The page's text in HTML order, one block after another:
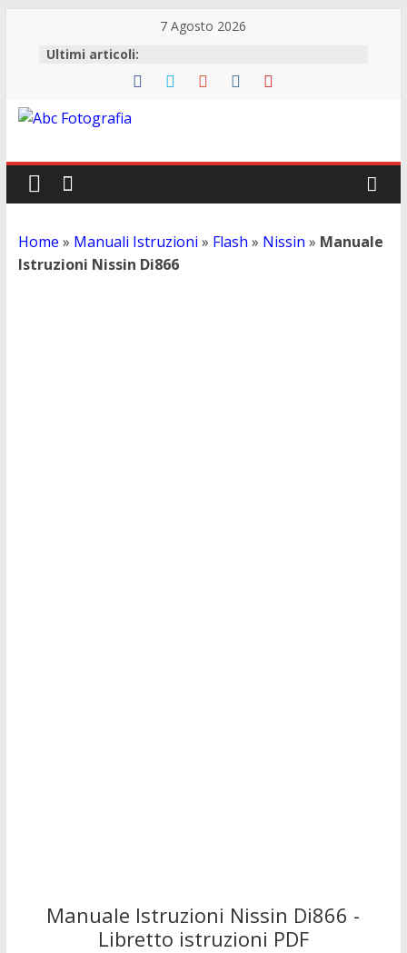
7 Agosto 2026
Ultimi articoli:
Abc
Fotografia
Fotografia,
guide
acquisto
Home » Manuali Istruzioni » Flash » Nissin » Manuale
Istruzioni Nissin Di866
Manuale Istruzioni Nissin Di866 -
Libretto istruzioni PDF